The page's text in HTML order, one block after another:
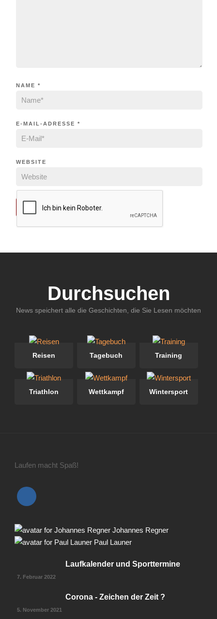
NAME *
E-MAIL-ADRESSE *
WEBSITE
Durchsuchen
News speichert alle die Geschichten, die Sie Lesen möchten
Reisen Tagebuch Training
Triathlon Wettkampf Wintersport
Laufen macht Spaß!
Johannes Regner
Paul Launer
Laufkalender und Sporttermine
7. Februar 2022
Corona - Zeichen der Zeit ?
5. November 2021